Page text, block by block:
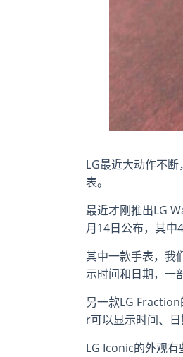
LG最近大动作不
表。
最近才刚推出LG
月14日公布，其
其中一款手表，我
示时间和日期，一
另一款LG
r可以显示时间、
LG Iconic的外观